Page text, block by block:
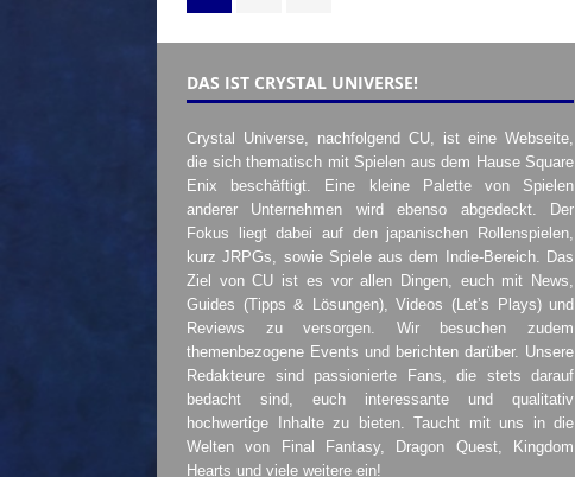
DAS IST CRYSTAL UNIVERSE!
Crystal Universe, nachfolgend CU, ist eine Webseite,
die sich thematisch mit Spielen aus dem Hause Square
Enix beschäftigt. Eine kleine Palette von Spielen
anderer Unternehmen wird ebenso abgedeckt. Der
Fokus liegt dabei auf den japanischen Rollenspielen,
kurz JRPGs, sowie Spiele aus dem Indie-Bereich. Das
Ziel von CU ist es vor allen Dingen, euch mit News,
Guides (Tipps & Lösungen), Videos (Let’s Plays) und
Reviews zu versorgen. Wir besuchen zudem
themenbezogene Events und berichten darüber. Unsere
Redakteure sind passionierte Fans, die stets darauf
bedacht sind, euch interessante und qualitativ
hochwertige Inhalte zu bieten. Taucht mit uns in die
Welten von Final Fantasy, Dragon Quest, Kingdom
Hearts und viele weitere ein!